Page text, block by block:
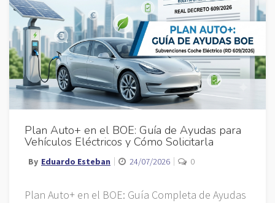
Plan Auto+ en el BOE: Guía de Ayudas para
Vehículos Eléctricos y Cómo Solicitarla
By Eduardo Esteban 24/07/2026 0
Plan Auto+ en el BOE: Guía Completa de Ayudas